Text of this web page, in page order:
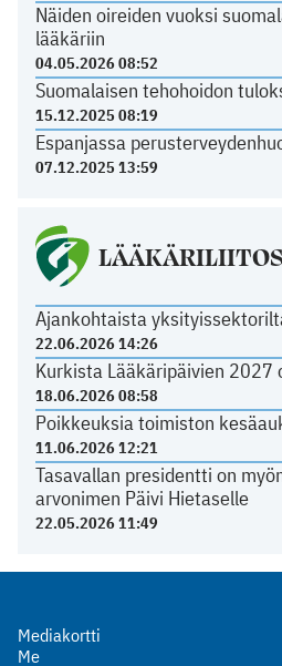
Näiden oireiden vuoksi
lääkäriin
04.05.2026 08:52
Suomalaisen tehohoidon
15.12.2025 08:19
Espanjassa
07.12.2025 13:59
Ajankohtaista
22.06.2026 14:26
Kurkista Lääkäripäivien 2027
18.06.2026 08:58
Poikkeuksia toimiston
11.06.2026 12:21
Tasavallan presidentti on
arvonimen Päivi Hietaselle
22.05.2026 11:49
Mediakortti
Me